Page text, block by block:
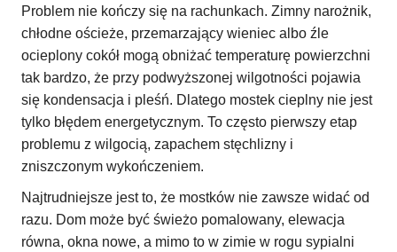
Problem nie kończy się na rachunkach. Zimny narożnik,
chłodne ościeże, przemarzający wieniec albo źle
ocieplony cokół mogą obniżać temperaturę powierzchni
tak bardzo, że przy podwyższonej wilgotności pojawia
się kondensacja i pleśń. Dlatego mostek cieplny nie jest
tylko błędem energetycznym. To często pierwszy etap
problemu z wilgocią, zapachem stęchlizny i
zniszczonym wykończeniem.
Najtrudniejsze jest to, że mostków nie zawsze widać od
razu. Dom może być świeżo pomalowany, elewacja
równa, okna nowe, a mimo to w zimie w rogu sypialni